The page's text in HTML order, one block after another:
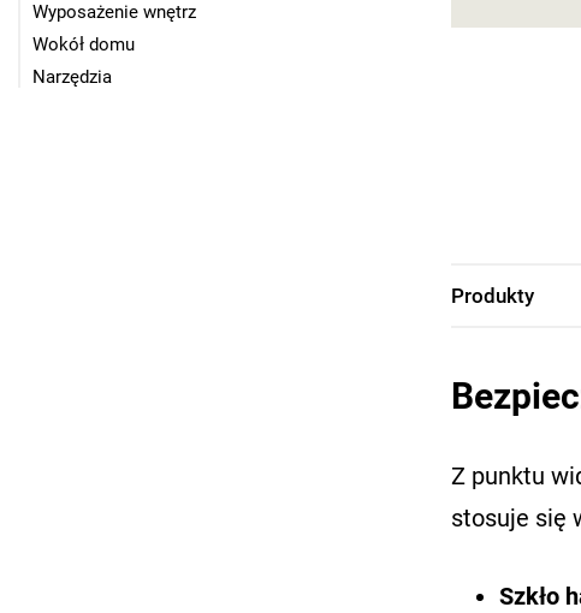
Wyposażenie wnętrz
Wokół domu
Narzędzia
Produkty
Z punktu
stosuje się
Szkło